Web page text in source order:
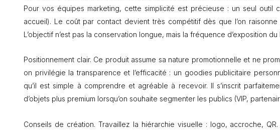
Pour vos équipes marketing, cette simplicité est précieuse : un seul outil
accueil). Le coût par contact devient très compétitif dès que l’on
L’objectif n’est pas la conservation longue, mais la fréquence d’exposition
Positionnement clair. Ce produit assume sa nature promotionnelle et ne
on privilégie la transparence et l’efficacité : un goodies publicitaire
qu’il est simple à comprendre et agréable à recevoir. Il s’inscrit
d’objets plus premium lorsqu’on souhaite segmenter les publics (VIP,
Conseils de création. Travaillez la hiérarchie visuelle : logo, accroche,